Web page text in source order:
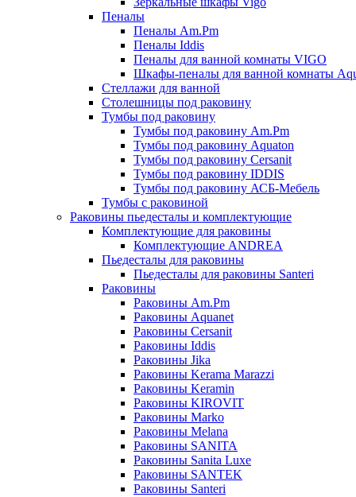
Пеналы
Пеналы Am.Pm
Пеналы Iddis
Пеналы для ванной комнаты VIGO
Шкафы-пеналы для ванной комнаты
Стеллажи для ванной
Столешницы под раковину
Тумбы под раковину
Тумбы под раковину Am.Pm
Тумбы под раковину Aquaton
Тумбы под раковину Cersanit
Тумбы под раковину IDDIS
Тумбы под раковину АСБ-Мебель
Тумбы с раковиной
Раковины пьедесталы и комплектующие
Комплектующие для раковины
Комплектующие ANDREA
Пьедесталы для раковины
Пьедесталы для раковины Santeri
Раковины
Раковины Am.Pm
Раковины Aquanet
Раковины Cersanit
Раковины Iddis
Раковины Jika
Раковины Kerama Marazzi
Раковины Keramin
Раковины KIROVIT
Раковины Marko
Раковины Melana
Раковины SANITA
Раковины Sanita Luxe
Раковины SANTEK
Раковины Santeri